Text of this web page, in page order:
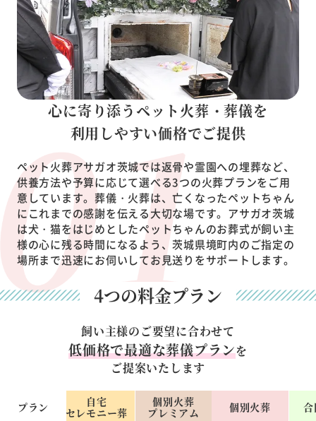
心に寄り添うペット火葬・葬儀を
利用しやすい価格でご提供
ペット火葬アサガオ茨城では返骨や霊園への埋葬など、
供養方法や予算に応じて選べる3つの火葬プランをご用
意しています。葬儀・火葬は、亡くなったペットちゃん
にこれまでの感謝を伝える大切な場です。アサガオ茨城
は犬・猫をはじめとしたペットちゃんのお葬式が飼い主
様の心に残る時間になるよう、茨城県境町内のご指定の
場所まで迅速にお伺いしてお見送りをサポートします。
4つの料金プラン
飼い主様のご要望に合わせて
低価格で最適な葬儀プランを
ご提案いたします
プラン
自宅
セレモニー葬
個別火葬
プレミアム
個別火葬